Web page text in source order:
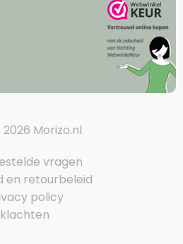
2026 Morizo.nl
vragen
en retourbeleid
policy
klachten